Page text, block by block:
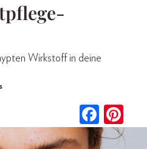
Wirkstoff in deine